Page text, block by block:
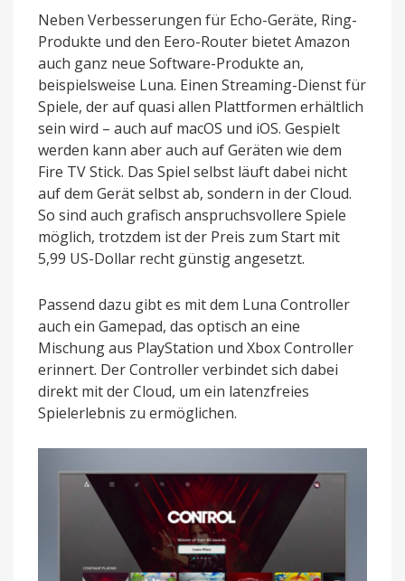
Neben Verbesserungen für Echo-Geräte, Ring-
Produkte und den Eero-Router bietet Amazon
auch ganz neue Software-Produkte an,
beispielsweise Luna. Einen Streaming-Dienst für
Spiele, der auf quasi allen Plattformen erhältlich
sein wird – auch auf macOS und iOS. Gespielt
werden kann aber auch auf Geräten wie dem
Fire TV Stick. Das Spiel selbst läuft dabei nicht
auf dem Gerät selbst ab, sondern in der Cloud.
So sind auch grafisch anspruchsvollere Spiele
möglich, trotzdem ist der Preis zum Start mit
5,99 US-Dollar recht günstig angesetzt.
Passend dazu gibt es mit dem Luna Controller
auch ein Gamepad, das optisch an eine
Mischung aus PlayStation und Xbox Controller
erinnert. Der Controller verbindet sich dabei
direkt mit der Cloud, um ein latenzfreies
Spielerlebnis zu ermöglichen.